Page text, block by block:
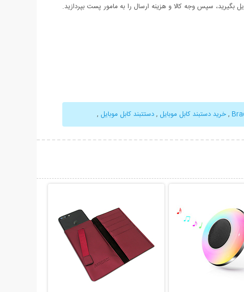
سپس وجه کالا و هزینه ارسال را به مامور پست بپردازید.
,خرید دستبند کابل موبایل ,دستتبند کابل موبایل ,